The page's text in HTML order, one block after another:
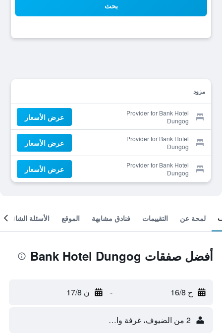
بحث
مزود
Provider for Bank Hotel
Dungog
عرض الأسعار
Provider for Bank Hotel
Dungog
عرض الأسعار
Provider for Bank Hotel
Dungog
عرض الأسعار
لمحة عن التقييمات فنادق مشابهة الموقع الأسئلة الشائعة
أفضل صفقات Bank Hotel Dungog
ح 16/8 - ن 17/8
2 من الضيوف، غرفة واحدة